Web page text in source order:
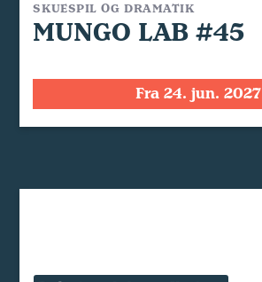
SKUESPIL OG DRAMATIK
MUNGO LAB #45
Fra 24. jun. 2027